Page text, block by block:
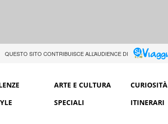
QUESTO SITO CONTRIBUISCE ALL’AUDIENCE DI
ARTE E CULTURA CURIOSITÀ
SPECIALI ITINERARI